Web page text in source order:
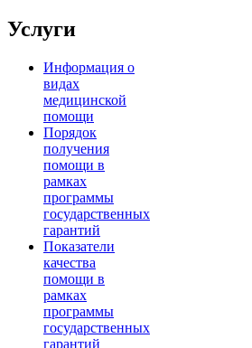
Услуги
Информация о
видах
медицинской
помощи
Порядок
получения
помощи в
рамках
программы
государственных
гарантий
Показатели
качества
помощи в
рамках
программы
государственных
гарантий